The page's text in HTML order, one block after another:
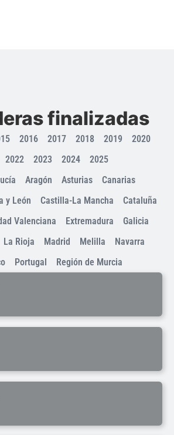
finalizadas
2016 2017 2018 2019
2020
2022 2023 2024 2025
Aragón Asturias
Canarias
y León Castilla-La Mancha
Cataluña
Valenciana Extremadura
Galicia
La Rioja Madrid Melilla
Navarra
Portugal Región de Murcia